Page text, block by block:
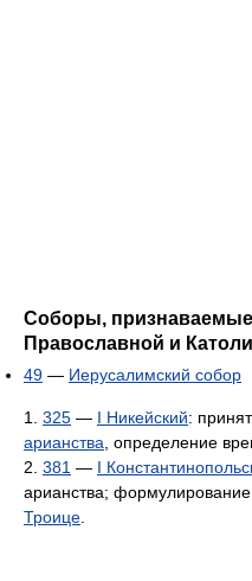
Соборы,
Православной и
49 — Иерусалимский собор
1. 325 — I Никейский:
арианства , определение
2. 381 — I
арианства; формулирование
Троице